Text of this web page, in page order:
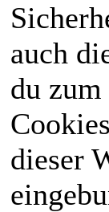
auch
du
dieser